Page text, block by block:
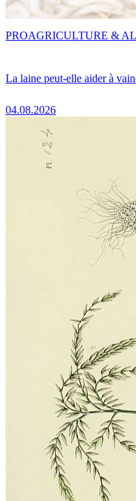
La laine peut-elle aider à
04.08.2026
PROAGRICULTURE &